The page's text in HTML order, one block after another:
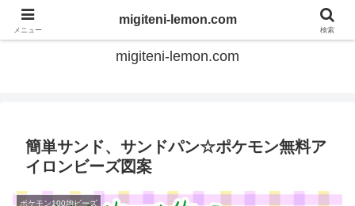
てのひらアイロンビーズ
migiteni-lemon.com
簡単サンド、サンドパン☆ポケモン無料ア
イロンビーズ図案
ポケモン100均ビーズ
メニュー
migiteni-lemon.com
検索